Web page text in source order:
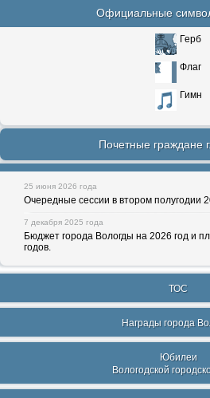
Официальные
Герб
Флаг
Гимн
Почетные граждане
25 июня 2026 года
Очередные сессии в втором полугодии
7 декабря 2025 года
Бюджет города Вологды на 2026 год и
годов.
ТОС
Награды города
Юбилеи
Вологодской